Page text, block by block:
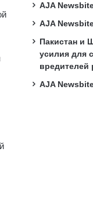
AJA
AJA
Пакистан и
усилия для
вредителей
AJA